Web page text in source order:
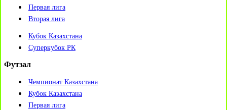
Первая лига
Вторая лига
Кубок Казахстана
Суперкубок РК
Футзал
Чемпионат Казахстана
Кубок Казахстана
Первая лига